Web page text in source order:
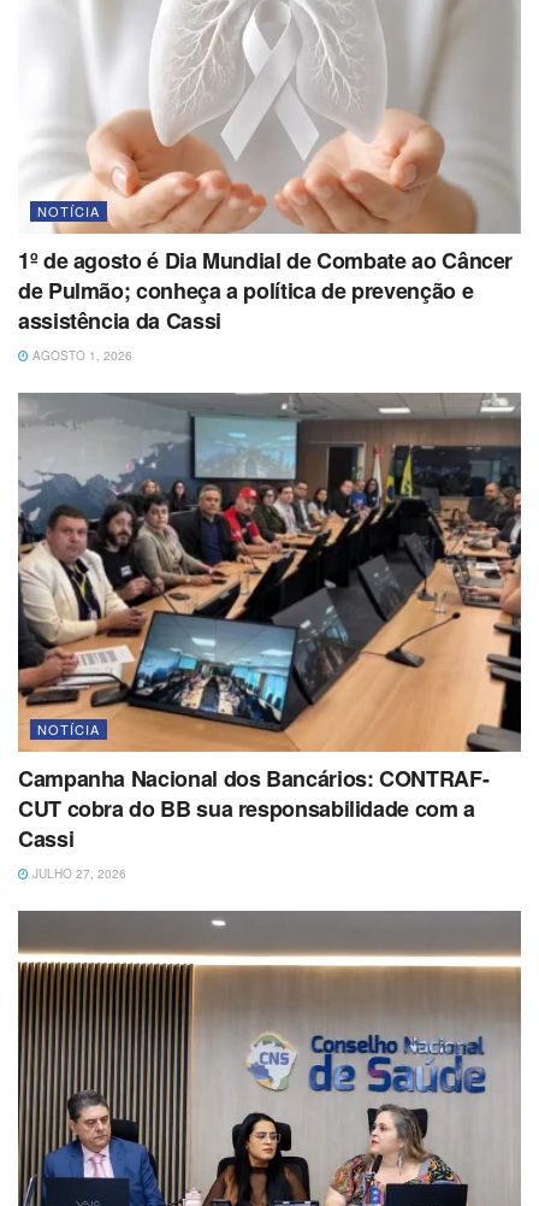
NOTÍCIA
1º de agosto é Dia Mundial de Combate ao Câncer
de Pulmão; conheça a política de prevenção e
assistência da Cassi
AGOSTO 1, 2026
NOTÍCIA
Campanha Nacional dos Bancários: CONTRAF-
CUT cobra do BB sua responsabilidade com a
Cassi
JULHO 27, 2026